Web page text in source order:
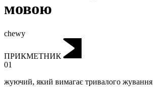
мовою
chewy
ПРИКМЕТНИК
01
жуючий, який вимагає тривалого жування